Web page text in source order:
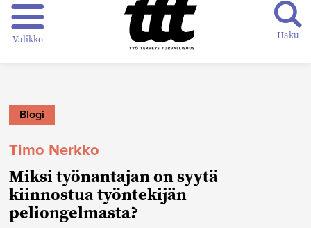
Valikko Haku
Blogi
Timo Nerkko
Miksi työnantajan on syytä
kiinnostua työntekijän
peliongelmasta?